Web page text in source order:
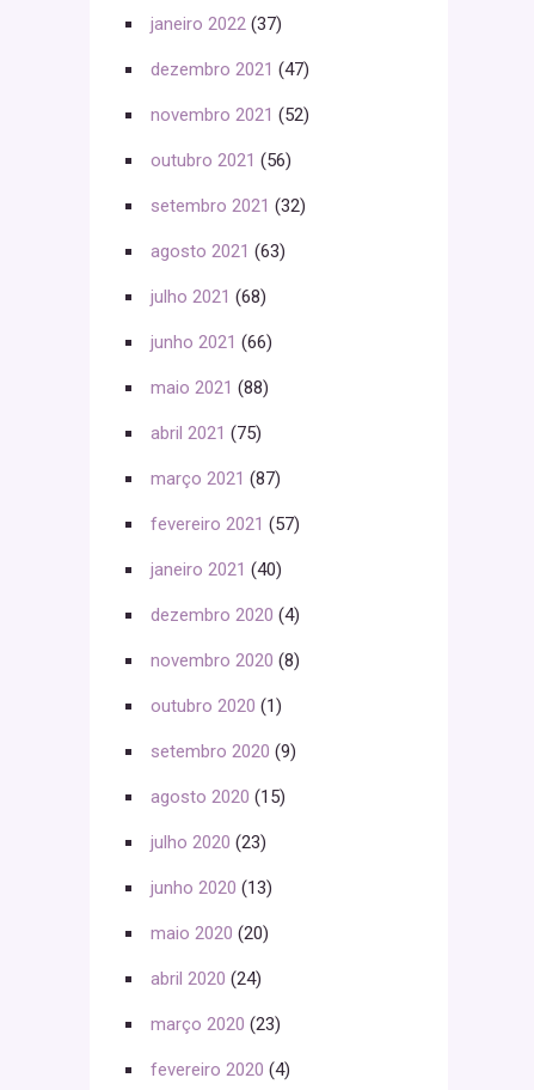
janeiro 2022 (37)
dezembro 2021 (47)
novembro 2021 (52)
outubro 2021 (56)
setembro 2021 (32)
agosto 2021 (63)
julho 2021 (68)
junho 2021 (66)
maio 2021 (88)
abril 2021 (75)
março 2021 (87)
fevereiro 2021 (57)
janeiro 2021 (40)
dezembro 2020 (4)
novembro 2020 (8)
outubro 2020 (1)
setembro 2020 (9)
agosto 2020 (15)
julho 2020 (23)
junho 2020 (13)
maio 2020 (20)
abril 2020 (24)
março 2020 (23)
fevereiro 2020 (4)